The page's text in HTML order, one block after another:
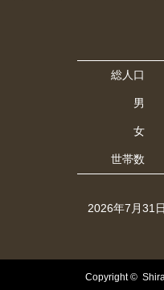
総人口
男
女
世帯数
2026年7月31
Copyright ©